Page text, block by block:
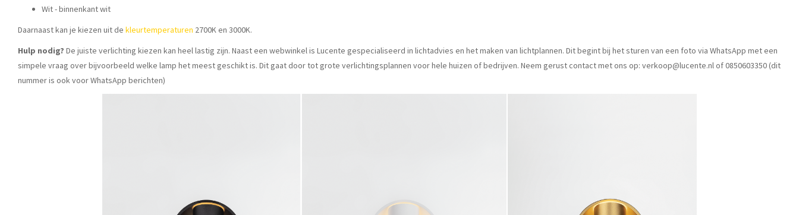
Wit - binnenkant wit
Daarnaast kan je kiezen uit de kleurtemperaturen 2700K en 3000K.
Hulp nodig? De juiste verlichting kiezen kan heel lastig zijn. Naast een webwinkel is Lucente gespecialiseerd in lichtadvies en het maken van lichtplannen. Dit begint bij het sturen van een foto via WhatsApp met een
simpele vraag over bijvoorbeeld welke lamp het meest geschikt is. Dit gaat door tot grote verlichtingsplannen voor hele huizen of bedrijven. Neem gerust contact met ons op: verkoop@lucente.nlof 0850603350 (dit
nummer is ook voor WhatsApp berichten)